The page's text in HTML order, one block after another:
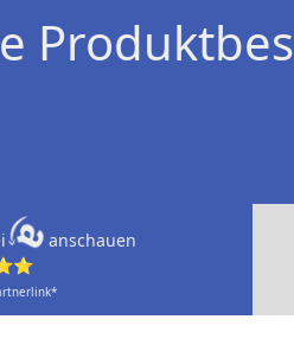
anschauen